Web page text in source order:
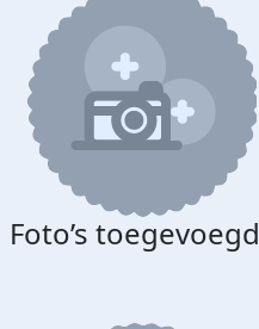
Foto’s toegevoegd